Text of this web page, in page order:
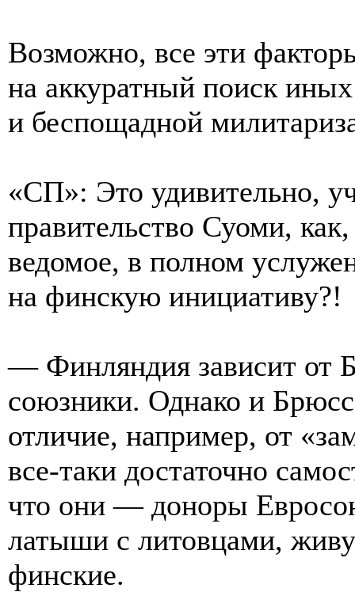
Возможно, все эти
на аккуратный поиск
и беспощадной
«СП»: Это удивительно,
правительство Суоми,
ведомое, в полном
на финскую инициативу?!
— Финляндия зависит от
союзники. Однако и
отличие, например, от
все-таки достаточно
что они — доноры
латыши с литовцами,
финские.